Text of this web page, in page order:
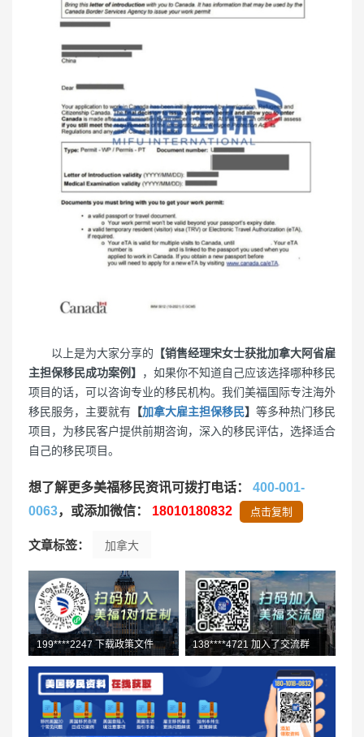
以上是为大家分享的 【销售经理宋女士获批加拿大阿省雇
主担保移民成功案例】
，如果你不知道自己应该选择哪种移民
项目的话，可以咨询专业的移民机构。我们美福国际专注海外
移民服务，主要就有 【加拿大雇主担保移民】 等多种热门移民
项目，为移民客户提供前期咨询，深入的移民评估，选择适合
自己的移民项目。
想了解更多美福移民资讯可拨打电话： 400-001-
0063，或添加微信： 18010180832 点击复制
文章标签： 加拿大
199****2247 下载政策文件 138****4721 加入了交流群